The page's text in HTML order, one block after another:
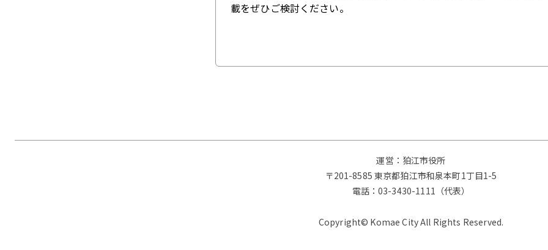
載をぜひご検討ください。
運営：狛江市役所
〒201-8585 東京都狛江市和泉本町1丁目1-5
電話：03-3430-1111（代表）
Copyright© Komae City All Rights Reserved.